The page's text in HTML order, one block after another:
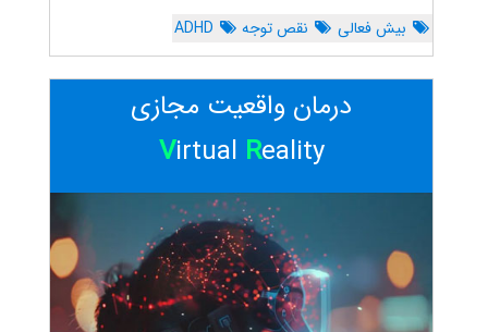
بیش فعالی نقص توجه ADHD
درمان واقعیت مجازی
Virtual Reality